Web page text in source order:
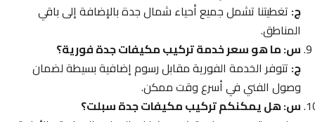
ج: تغطيتنا تشمل جميع أحياء شمال جدة بالإضافة إلى باقي
المناطق.
س: ما هو سعر خدمة تركيب مكيفات جدة فورية؟
ج: تتوفر الخدمة الفورية مقابل رسوم إضافية بسيطة لضمان
وصول الفني في أسرع وقت ممكن.
س: هل يمكنكم تركيب مكيفات جدة سبلت؟